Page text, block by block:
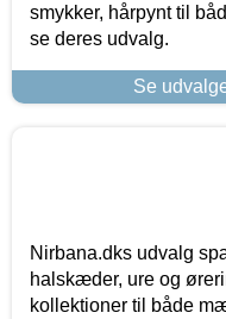
smykker, hårpynt til
se deres udvalg.
Se
Nirbana.dks udvalg
halskæder, ure og
kollektioner til både